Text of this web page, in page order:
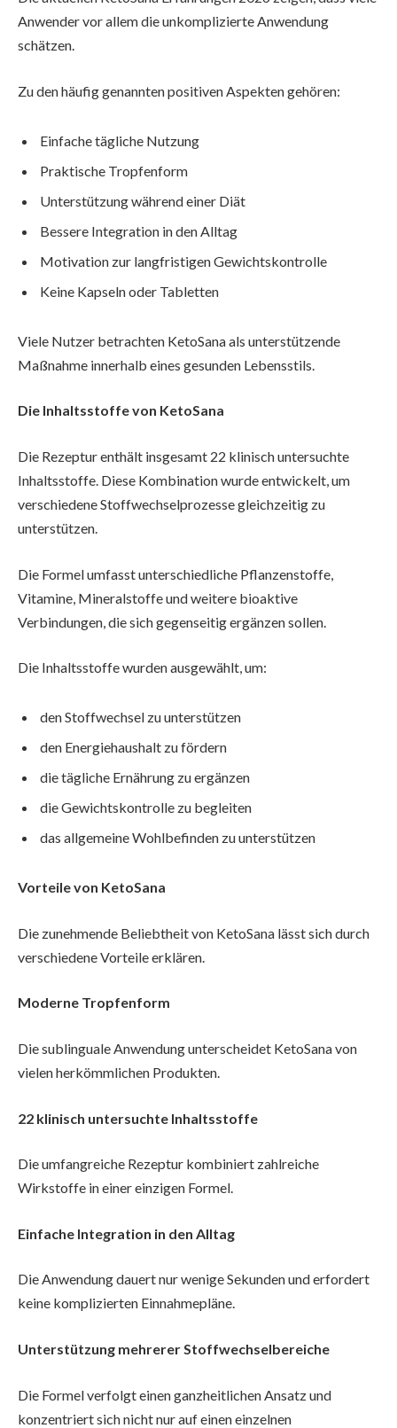
Anwender vor allem die unkomplizierte Anwendung
schätzen.
Zu den häufig genannten positiven Aspekten gehören:
Einfache tägliche Nutzung
Praktische Tropfenform
Unterstützung während einer Diät
Bessere Integration in den Alltag
Motivation zur langfristigen Gewichtskontrolle
Keine Kapseln oder Tabletten
Viele Nutzer betrachten KetoSana als unterstützende
Maßnahme innerhalb eines gesunden Lebensstils.
Die Inhaltsstoffe von KetoSana
Die Rezeptur enthält insgesamt 22 klinisch untersuchte
Inhaltsstoffe. Diese Kombination wurde entwickelt, um
verschiedene Stoffwechselprozesse gleichzeitig zu
unterstützen.
Die Formel umfasst unterschiedliche Pflanzenstoffe,
Vitamine, Mineralstoffe und weitere bioaktive
Verbindungen, die sich gegenseitig ergänzen sollen.
Die Inhaltsstoffe wurden ausgewählt, um:
den Stoffwechsel zu unterstützen
den Energiehaushalt zu fördern
die tägliche Ernährung zu ergänzen
die Gewichtskontrolle zu begleiten
das allgemeine Wohlbefinden zu unterstützen
Vorteile von KetoSana
Die zunehmende Beliebtheit von KetoSana lässt sich durch
verschiedene Vorteile erklären.
Moderne Tropfenform
Die sublinguale Anwendung unterscheidet KetoSana von
vielen herkömmlichen Produkten.
22 klinisch untersuchte Inhaltsstoffe
Die umfangreiche Rezeptur kombiniert zahlreiche
Wirkstoffe in einer einzigen Formel.
Einfache Integration in den Alltag
Die Anwendung dauert nur wenige Sekunden und erfordert
keine komplizierten Einnahmepläne.
Unterstützung mehrerer Stoffwechselbereiche
Die Formel verfolgt einen ganzheitlichen Ansatz und
konzentriert sich nicht nur auf einen einzelnen